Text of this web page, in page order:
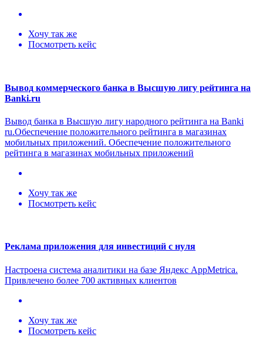
Хочу так же
Посмотреть кейс
Вывод коммерческого банка в Высшую лигу рейтинга на
Banki.ru
Вывод банка в Высшую лигу народного рейтинга на Banki
ru.Обеспечение положительного рейтинга в магазинах
мобильных приложений. Обеспечение положительного
рейтинга в магазинах мобильных приложений
Хочу так же
Посмотреть кейс
Реклама приложения для инвестиций с нуля
Настроена система аналитики на базе Яндекс AppMetriсa.
Привлечено более 700 активных клиентов
Хочу так же
Посмотреть кейс